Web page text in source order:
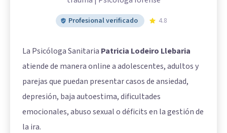
Profesional verificado 4.8
La Psicóloga Sanitaria Patricia Lodeiro Llebaria
atiende de manera online a adolescentes, adultos y
parejas que puedan presentar casos de ansiedad,
depresión, baja autoestima, dificultades
emocionales, abuso sexual o déficits en la gestión de
la ira.